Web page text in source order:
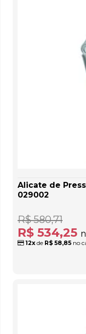
Alicate de
029002
R$ 534,25
R$ 580,71
12x de R$ 58,85 no